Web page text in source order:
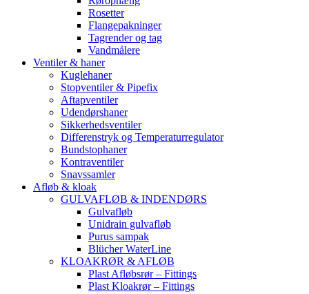
Rosetter
Flangepakninger
Tagrender og tag
Vandmålere
Ventiler & haner
Kuglehaner
Stopventiler & Pipefix
Aftapventiler
Udendørshaner
Sikkerhedsventiler
Differenstryk og Temperaturregulator
Bundstophaner
Kontraventiler
Snavssamler
Afløb & kloak
GULVAFLØB & INDENDØRS
Gulvafløb
Unidrain gulvafløb
Purus sampak
Blücher WaterLine
KLOAKRØR & AFLØB
Plast Afløbsrør – Fittings
Plast Kloakrør – Fittings